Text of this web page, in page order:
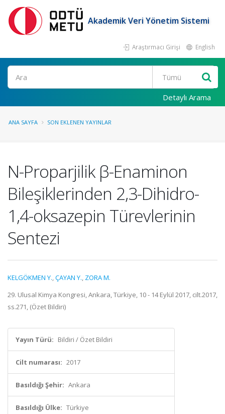
Akademik Veri Yönetim Sistemi
Araştırmacı Girişi English
Ara
Detaylı Arama
ANA SAYFA SON EKLENEN YAYINLAR
N-Proparjilik β-Enaminon
Bileşiklerinden 2,3-Dihidro-
1,4-oksazepin Türevlerinin
Sentezi
KELGÖKMEN Y.,ÇAYAN Y., ZORA M.
29. Ulusal Kimya Kongresi, Ankara, Türkiye, 10 - 14 Eylül 2017, cilt.2017,
ss.271, (Özet Bildiri)
Yayın Türü: Bildiri / Özet Bildiri
Cilt numarası: 2017
Basıldığı Şehir: Ankara
Basıldığı Ülke: Türkiye